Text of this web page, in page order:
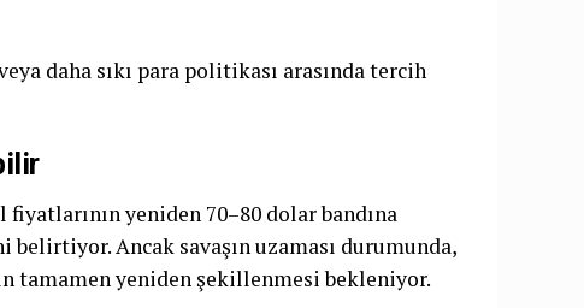
daha sıkı para politikası arasında tercih
yeniden 70–80 dolar bandına
Ancak savaşın uzaması durumunda,
tamamen yeniden şekillenmesi bekleniyor.